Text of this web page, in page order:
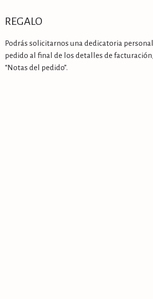
REGALO
Podrás solicitarnos una dedicatoria
pedido al final de los detalles de
“Notas del pedido”.